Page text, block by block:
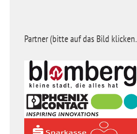
Partner (bitte auf das Bild